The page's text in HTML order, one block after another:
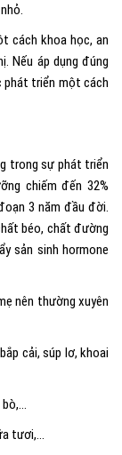
cách khoa học, an
Nếu áp dụng đúng
phát triển một cách
trong sự phát triển
chiếm đến 32%
3 năm đầu đời.
béo, chất đường
sản sinh hormone
nên thường xuyên
cải, súp lơ, khoai
bò,…
tươi,…